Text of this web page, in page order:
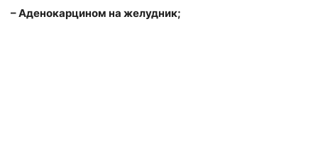
– Аденокарцином на желудник;